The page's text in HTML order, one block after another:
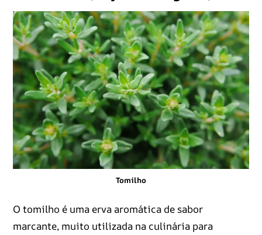
Tomilho
O tomilho é uma erva aromática de sabor
marcante, muito utilizada na culinária para